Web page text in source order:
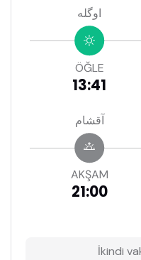
اوگله
ÖĞLE
13:41
آقشام
AKŞAM
21:00
İkindi